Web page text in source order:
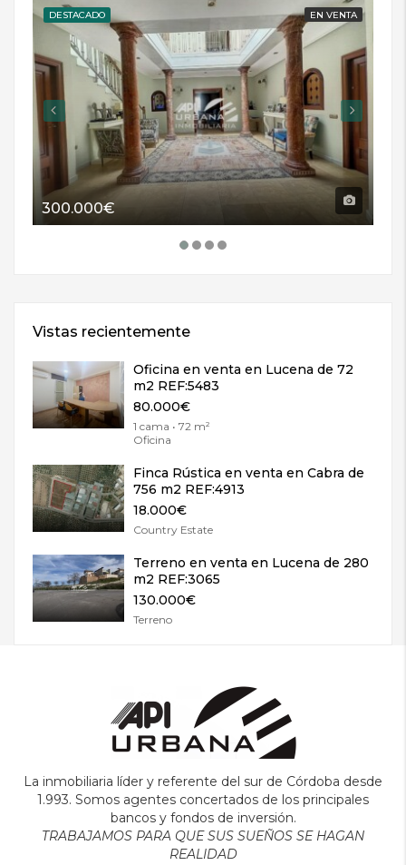
DESTACADO EN VENTA
300.000€
Vistas recientemente
Oficina en venta en Lucena de 72
m2 REF:5483
80.000€
1 cama • 72 m²
Oficina
Finca Rústica en venta en Cabra de
756 m2 REF:4913
18.000€
Country Estate
Terreno en venta en Lucena de 280
m2 REF:3065
130.000€
Terreno
La inmobiliaria líder y referente del sur de Córdoba desde
1.993. Somos agentes concertados de los principales
bancos y fondos de inversión.
TRABAJAMOS PARA QUE SUS SUEÑOS SE HAGAN
REALIDAD